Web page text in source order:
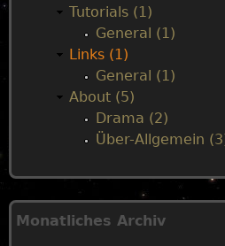
Tutorials (1)
General (1)
Links (1)
General (1)
About (5)
Drama (2)
Über-Allgemein
Monatliches Archiv